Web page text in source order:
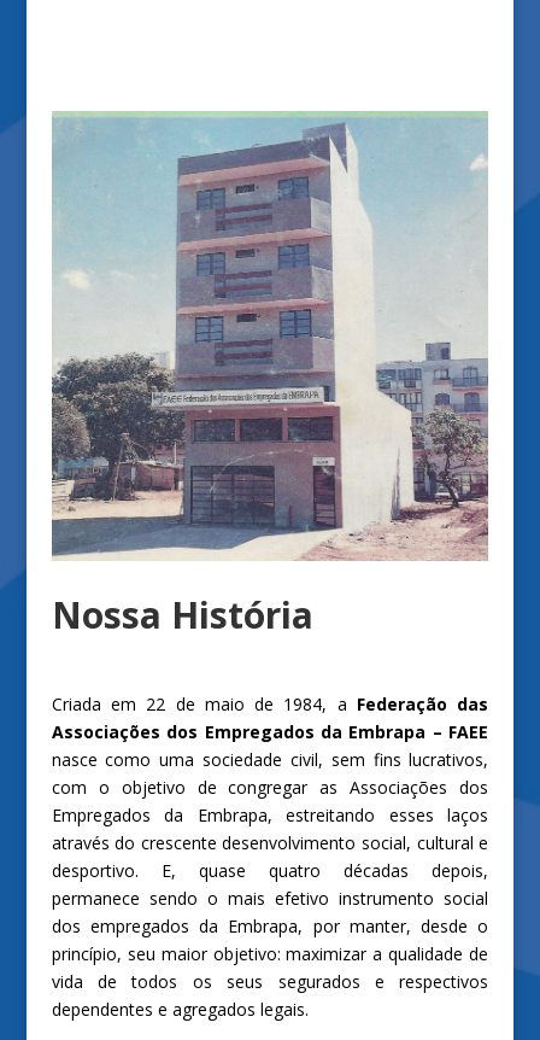
Nossa História
Criada em 22 de maio de 1984, a Federação das
Associações dos Empregados da Embrapa – FAEE
nasce como uma sociedade civil, sem fins lucrativos,
com o objetivo de congregar as Associações dos
Empregados da Embrapa, estreitando esses laços
através do crescente desenvolvimento social, cultural e
desportivo. E, quase quatro décadas depois,
permanece sendo o mais efetivo instrumento social
dos empregados da Embrapa, por manter, desde o
princípio, seu maior objetivo: maximizar a qualidade de
vida de todos os seus segurados e respectivos
dependentes e agregados legais.